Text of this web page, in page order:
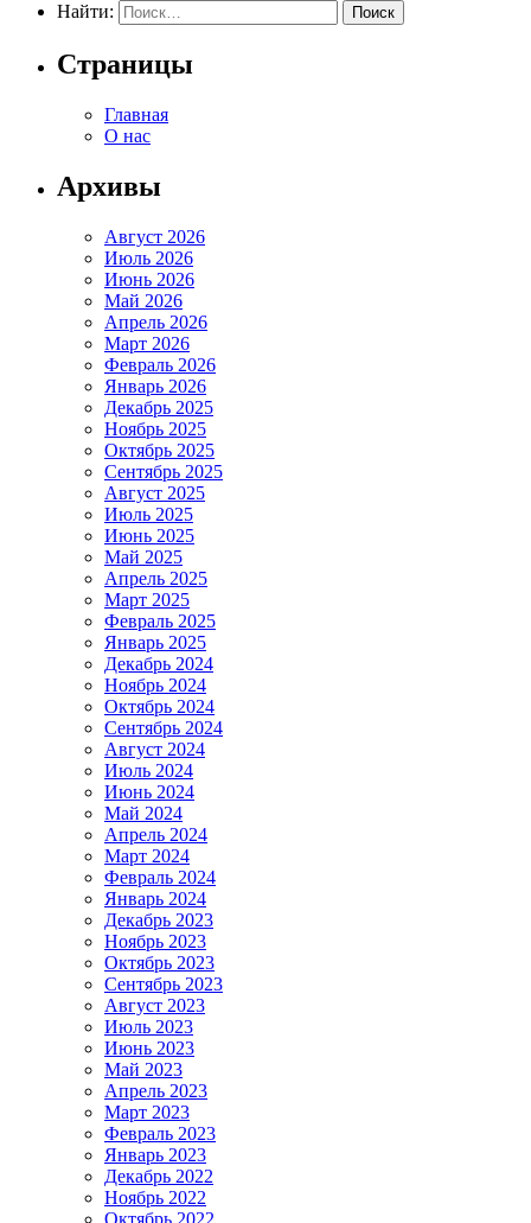
Найти:
Страницы
Главная
О нас
Архивы
Август 2026
Июль 2026
Июнь 2026
Май 2026
Апрель 2026
Март 2026
Февраль 2026
Январь 2026
Декабрь 2025
Ноябрь 2025
Октябрь 2025
Сентябрь 2025
Август 2025
Июль 2025
Июнь 2025
Май 2025
Апрель 2025
Март 2025
Февраль 2025
Январь 2025
Декабрь 2024
Ноябрь 2024
Октябрь 2024
Сентябрь 2024
Август 2024
Июль 2024
Июнь 2024
Май 2024
Апрель 2024
Март 2024
Февраль 2024
Январь 2024
Декабрь 2023
Ноябрь 2023
Октябрь 2023
Сентябрь 2023
Август 2023
Июль 2023
Июнь 2023
Май 2023
Апрель 2023
Март 2023
Февраль 2023
Январь 2023
Декабрь 2022
Ноябрь 2022
Октябрь 2022